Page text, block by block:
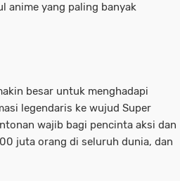
anime yang paling banyak
besar untuk menghadapi
legendaris ke wujud Super
wajib bagi pencinta aksi dan
juta orang di seluruh dunia, dan